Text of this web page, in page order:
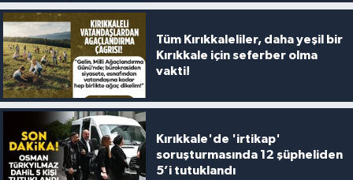
Tüm Kırıkkaleliler, daha yeşil bir
Kırıkkale için seferber olma
vakti!
Kırıkkale'de 'irtikap'
soruşturmasında 12 şüpheliden
5’i tutuklandı